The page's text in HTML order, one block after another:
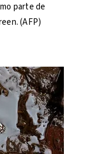
parte de
(AFP)